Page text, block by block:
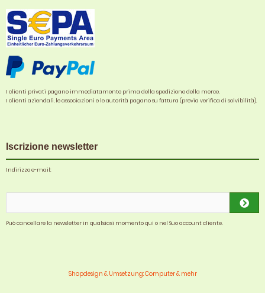
I clienti privati pagano immediatamente prima della spedizione della merce.
I clienti aziendali, le associazioni e le autorità pagano su fattura (previa verifica di solvibilità).
Iscrizione newsletter
Indirizzo e-mail:
Può cancellare la newsletter in qualsiasi momento qui o nel Suo account cliente.
Shopdesign & Umsetzung: Computer & mehr